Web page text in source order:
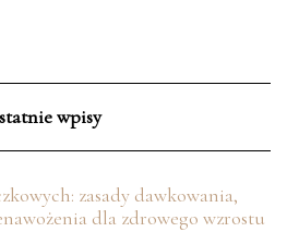
wpisy
zasady dawkowania,
dla zdrowego wzrostu